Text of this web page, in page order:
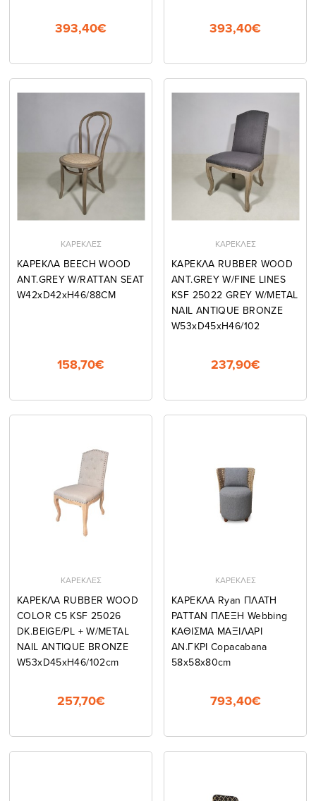
393,40€ 393,40€
ΚΑΡΕΚΛΕΣ
ΚΑΡΕΚΛΑ BEECH WOOD
ANT.GREY W/RATTAN SEAT
W42xD42xH46/88CM
158,70€
ΚΑΡΕΚΛΕΣ
ΚΑΡΕΚΛΑ RUBBER WOOD
ANT.GREY W/FINE LINES
KSF 25022 GREY W/METAL
NAIL ANTIQUE BRONZE
W53xD45xH46/102
237,90€
ΚΑΡΕΚΛΕΣ
ΚΑΡΕΚΛΑ RUBBER WOOD
COLOR C5 KSF 25026
DK.BEIGE/PL + W/METAL
NAIL ANTIQUE BRONZE
W53xD45xH46/102cm
257,70€
ΚΑΡΕΚΛΕΣ
ΚΑΡΕΚΛΑ Ryan ΠΛΑΤΗ
ΡΑΤΤΑΝ ΠΛΕΞΗ Webbing
ΚΑΘΙΣΜΑ ΜΑΞΙΛΑΡΙ
ΑΝ.ΓΚΡΙ Copacabana
58x58x80cm
793,40€